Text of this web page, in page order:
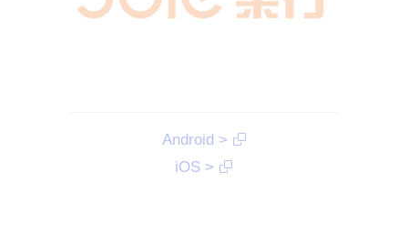
Android >
iOS >